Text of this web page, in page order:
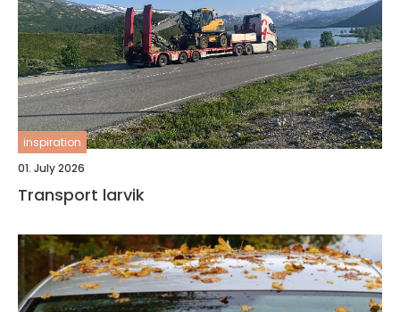
inspiration
01. July 2026
Transport larvik